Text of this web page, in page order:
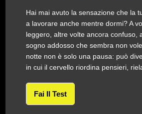
Hai mai avuto la sensazione che la
a lavorare anche mentre dormi? A
leggero, altre volte ancora confuso,
sogno addosso che sembra non
notte non è solo una pausa: può
in cui il cervello riordina pensieri,
Fai Il Test